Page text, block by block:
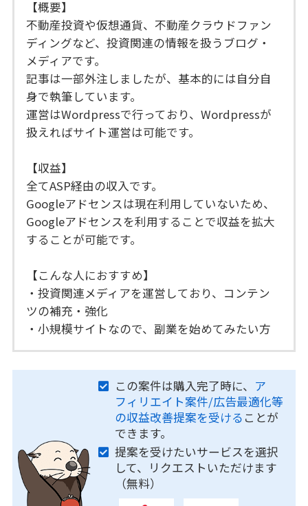
【概要】
不動産投資や仮想通貨、不動産クラウドファン
ディングなど、投資関連の情報を扱うブログ・
メディアです。
記事は一部外注しましたが、基本的には自分自
身で執筆しています。
運営はWordpressで行っており、Wordpressが
扱えればサイト運営は可能です。
【収益】
全てASP経由の収入です。
Googleアドセンスは現在利用していないため、
Googleアドセンスを利用することで収益を拡大
することが可能です。
【こんな人におすすめ】
・投資関連メディアを運営しており、コンテン
ツの補充・強化
・小規模サイトなので、副業を始めてみたい方
この案件は購入完了時に、 ア
フィリエイト案件/広告最適化等
の収益改善提案を受ける ことが
できます。
提案を受けたいサービスを選択
して、リクエストいただけます
（無料）